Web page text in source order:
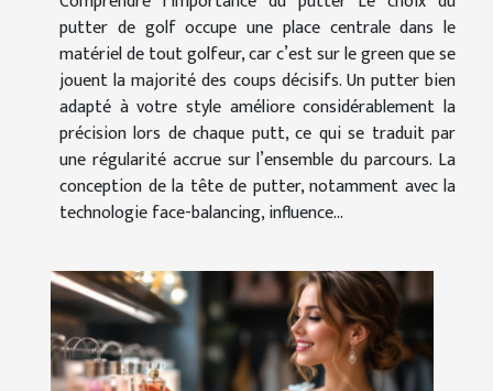
putter de golf occupe une place centrale dans le
matériel de tout golfeur, car c’est sur le green que se
jouent la majorité des coups décisifs. Un putter bien
adapté à votre style améliore considérablement la
précision lors de chaque putt, ce qui se traduit par
une régularité accrue sur l’ensemble du parcours. La
conception de la tête de putter, notamment avec la
technologie face-balancing, influence...